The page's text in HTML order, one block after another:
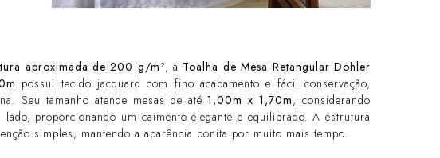
aproximada de 200 g/m², a Toalha de Mesa Retangular Dohler
possui tecido jacquard com fino acabamento e fácil conservação,
Seu tamanho atende mesas de até1,00m x 1,70m, considerando
proporcionando um caimento elegante e equilibrado. A estrutura
simples, mantendo a aparência bonita por muito mais tempo.